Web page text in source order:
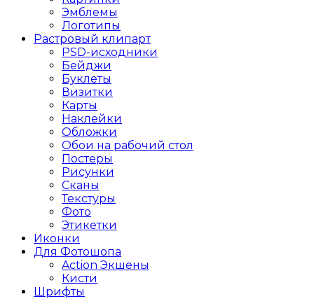
Эмблемы
Логотипы
Растровый клипарт
PSD-исходники
Бейджи
Буклеты
Визитки
Карты
Наклейки
Обложки
Обои на рабочий стол
Постеры
Рисунки
Сканы
Текстуры
Фото
Этикетки
Иконки
Для Фотошопа
Action Экшены
Кисти
Шрифты